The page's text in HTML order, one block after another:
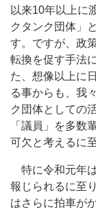
以来10年以上に
クタンク団体」
す。ですが、政
転換を促す手法
た、想像以上に
る事からも、我
ク団体としての
「議員」を多数
可欠と考えるに
特に令和元年
報じられるに至
はさらに拍車が